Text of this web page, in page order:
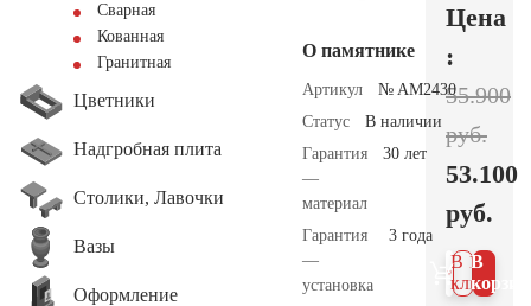
Сварная
Кованная
Гранитная
Цветники
Надгробная плита
Столики, Лавочки
Вазы
Оформление
О памятнике
Артикул
№ AM2430
Статус
В наличии
Гарантия
—
материал
30 лет
Гарантия
—
установка
3 года
Цена
:
55.900
руб.
53.100
руб.
В
В 1
клик